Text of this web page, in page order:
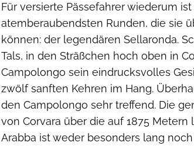
Für versierte Pässefahrer wiederum
atemberaubendsten Runden, die sie
können: der legendären Sellaronda.
Tals, in den Sträßchen hoch oben in
Campolongo sein eindrucksvolles
zwölf sanften Kehren im Hang.
den Campolongo sehr treffend. Die
von Corvara über die auf 1875
Arabba ist weder besonders lang